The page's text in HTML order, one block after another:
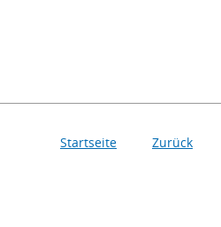
Startseite Zurück